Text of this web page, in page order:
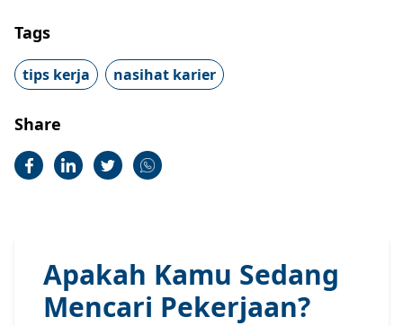
Tags
tips kerja nasihat karier
Share
Apakah Kamu Sedang
Mencari Pekerjaan?